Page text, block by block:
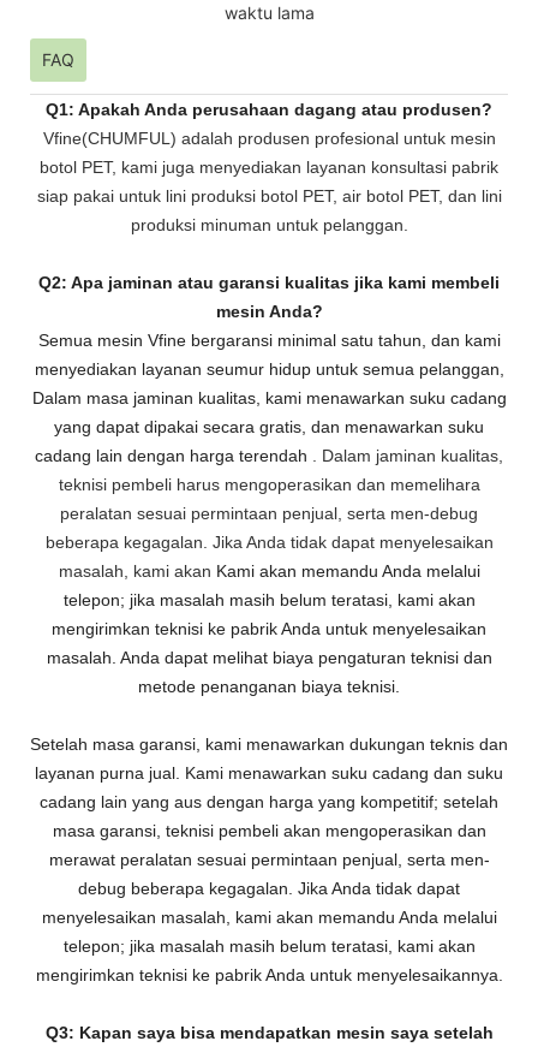
waktu lama
FAQ
Q1: Apakah Anda perusahaan dagang atau produsen?
Vfine(CHUMFUL) adalah produsen profesional untuk mesin
botol PET, kami juga menyediakan layanan konsultasi pabrik
siap pakai untuk lini produksi botol PET, air botol PET, dan lini
produksi minuman untuk pelanggan.
Q2: Apa jaminan atau garansi kualitas jika kami membeli
mesin Anda?
Semua mesin Vfine bergaransi minimal satu tahun, dan kami
menyediakan layanan seumur hidup untuk semua pelanggan,
Dalam masa jaminan kualitas, kami menawarkan suku cadang
yang dapat dipakai secara gratis, dan menawarkan suku
cadang lain dengan harga terendah
. Dalam jaminan kualitas,
teknisi pembeli harus mengoperasikan dan memelihara
peralatan sesuai permintaan penjual, serta men-debug
beberapa kegagalan. Jika Anda tidak dapat menyelesaikan
masalah, kami akan Kami akan memandu Anda melalui
telepon; jika masalah masih belum teratasi, kami akan
mengirimkan teknisi ke pabrik Anda untuk menyelesaikan
masalah. Anda dapat melihat biaya pengaturan teknisi dan
metode penanganan biaya teknisi.
Setelah masa garansi, kami menawarkan dukungan teknis dan
layanan purna jual. Kami menawarkan suku cadang dan suku
cadang lain yang aus dengan harga yang kompetitif; setelah
masa garansi, teknisi pembeli akan mengoperasikan dan
merawat peralatan sesuai permintaan penjual, serta men-
debug beberapa kegagalan. Jika Anda tidak dapat
menyelesaikan masalah, kami akan memandu Anda melalui
telepon; jika masalah masih belum teratasi, kami akan
mengirimkan teknisi ke pabrik Anda untuk menyelesaikannya.
Q3: Kapan saya bisa mendapatkan mesin saya setelah